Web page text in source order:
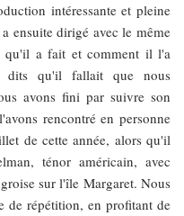
intéressante et pleine
ensuite dirigé avec le même
qu'il a fait et comment il l'a
dits qu'il fallait que nous
avons fini par suivre son
rencontré en personne
de cette année, alors qu'il
ténor américain, avec
sur l'île Margaret. Nous
de répétition, en profitant de